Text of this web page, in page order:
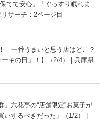
てて安心」「ぐっすり眠れま
サーチ：2ページ目
一番うまいと思う店はどこ？
ーキの日」！】（2/4） | 兵庫県
」六花亭の“店舗限定”お菓子が
するべきだった」（1/2） |